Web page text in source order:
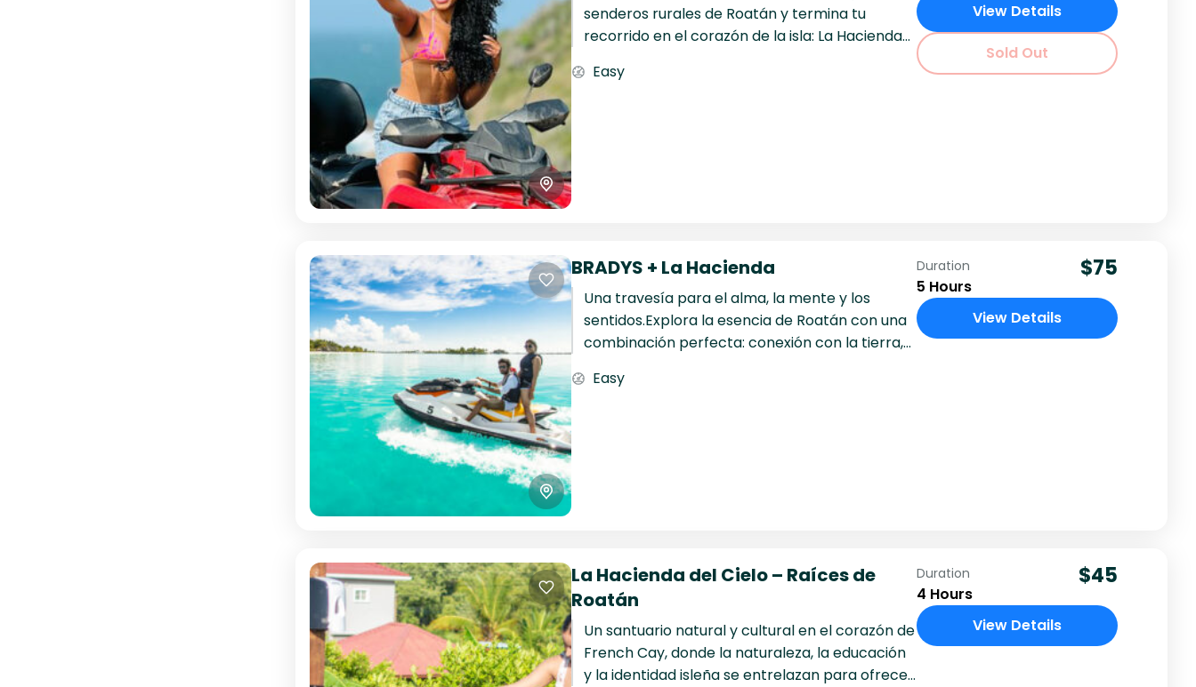
senderos rurales de Roatán y termina tu
recorrido en el corazón de la isla: La Hacienda...
Easy
View Details
Sold Out
BRADYS + La Hacienda
Una travesía para el alma, la mente y los
sentidos.Explora la esencia de Roatán con una
combinación perfecta: conexión con la tierra,
Easy
Duration
5 Hours
$75
View Details
La Hacienda del Cielo – Raíces de
Roatán
Un santuario natural y cultural en el corazón de
French Cay, donde la naturaleza, la educación
y la identidad isleña se entrelazan para ofrecer
Duration
4 Hours
$45
View Details